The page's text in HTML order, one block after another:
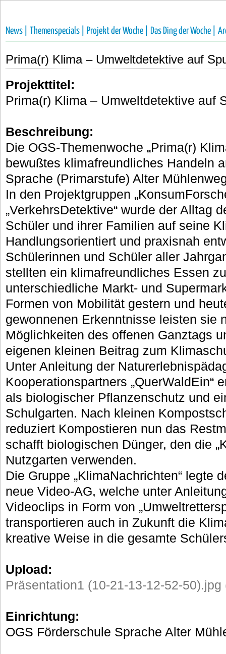
News | Themenspecials | Projekt der Woche | Das Ding der Woche |
Prima(r) Klima – Umweltdetektive auf
Projekttitel:
Prima(r) Klima – Umweltdetektive auf
Beschreibung:
Die OGS-Themenwoche „Prima(r)
bewußtes klimafreundliches Handeln
Sprache (Primarstufe) Alter
In den Projektgruppen
„VerkehrsDetektive“ wurde der Alltag
Schüler und ihrer Familien auf seine
Handlungsorientiert und praxisnah
Schülerinnen und Schüler aller
stellten ein klimafreundliches Essen
unterschiedliche Markt- und
Formen von Mobilität gestern und
gewonnenen Erkenntnisse leisten sie
Möglichkeiten des offenen Ganztags
eigenen kleinen Beitrag zum
Unter Anleitung der
Kooperationspartners „QuerWaldEin“
als biologischer Pflanzenschutz und
Schulgarten. Nach kleinen
reduziert Kompostieren nun das
schafft biologischen Dünger, den die
Nutzgarten verwenden.
Die Gruppe „KlimaNachrichten“ legte
neue Video-AG, welche unter
Videoclips in Form von
transportieren auch in Zukunft die
kreative Weise in die gesamte
Upload:
Präsentation1 (10-21-13-12-52-50).jpg
Einrichtung:
OGS Förderschule Sprache Alter